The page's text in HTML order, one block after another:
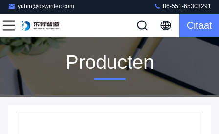
yubin@dswintec.com 86-551-65303291
Citaat
Producten